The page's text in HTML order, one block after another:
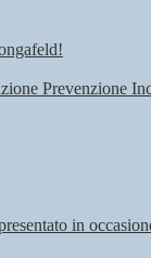
Prevenzione
in